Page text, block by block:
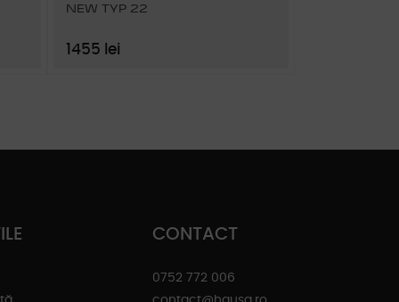
NEW TYP 22
1455 lei
CONTACT
0752 772 006